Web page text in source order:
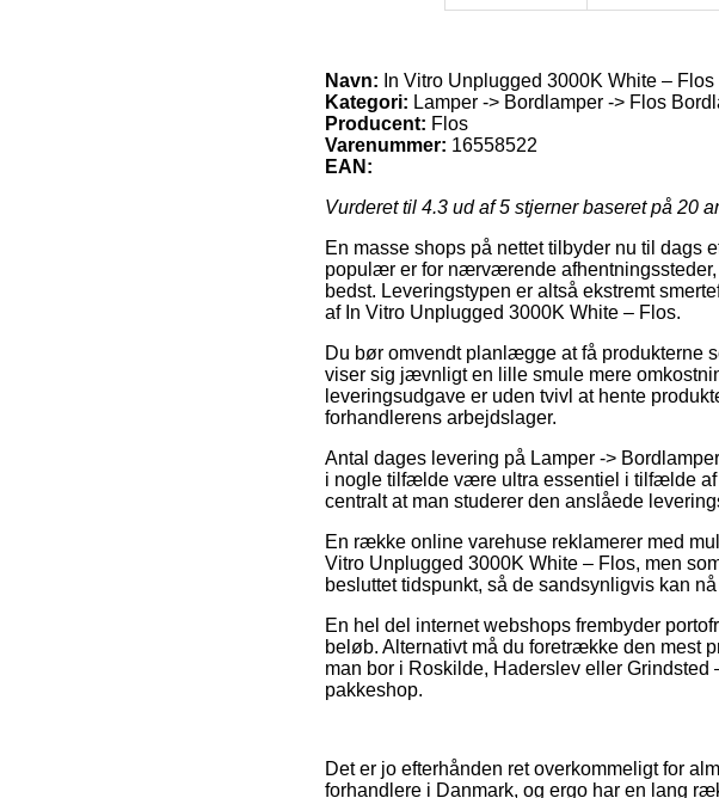
Navn: In Vitro Unplugged 3000K White – Flos
Kategori: Lamper -> Bordlamper -> Flos
Producent: Flos
Varenummer: 16558522
EAN:
Vurderet til 4.3 ud af 5 stjerner baseret på 20
En masse shops på nettet tilbyder nu til dags
populær er for nærværende afhentningssteder,
bedst. Leveringstypen er altså ekstremt
af In Vitro Unplugged 3000K White – Flos.
Du bør omvendt planlægge at få produkterne
viser sig jævnligt en lille smule mere
leveringsudgave er uden tvivl at hente
forhandlerens arbejdslager.
Antal dages levering på Lamper ->
i nogle tilfælde være ultra essentiel i tilfælde af
centralt at man studerer den anslåede
En række online varehuse reklamerer med
Vitro Unplugged 3000K White – Flos, men
besluttet tidspunkt, så de sandsynligvis kan
En hel del internet webshops frembyder
beløb. Alternativt må du foretrække den mest
man bor i Roskilde, Haderslev eller
pakkeshop.
Det er jo efterhånden ret overkommeligt for
forhandlere i Danmark, og ergo har en lang